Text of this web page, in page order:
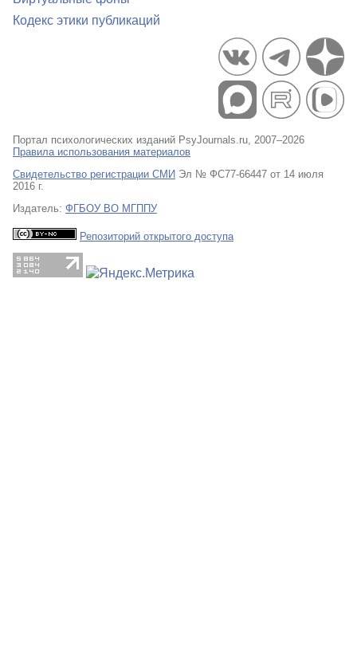
Кодекс этики публикаций
Портал психологических изданий PsyJournals.ru, 2007–2026
Правила использования материалов
Свидетельство регистрации СМИ Эл № ФС77-66447 от 14 июля
2016 г.
Издатель: ФГБОУ ВО МГППУ
Репозиторий открытого доступа